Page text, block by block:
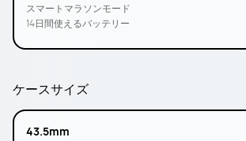
スマートマラソンモード
14日間使えるバッテリー
ケースサイズ
43.5mm